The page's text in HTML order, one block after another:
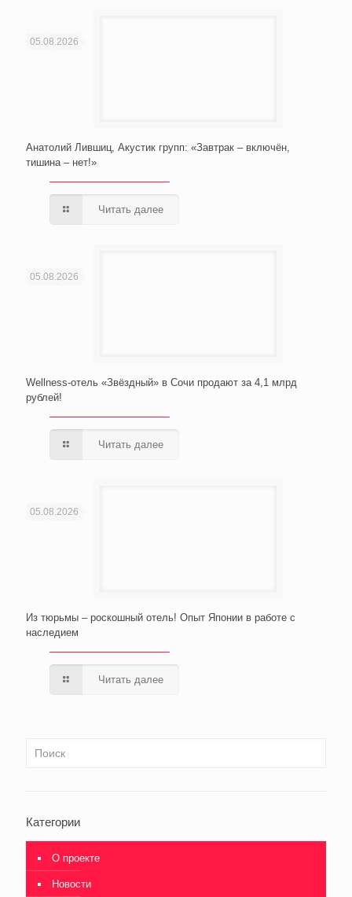
05.08.2026
Анатолий Лившиц, Акустик групп: «Завтрак – включён,
тишина – нет!»
Читать далее
05.08.2026
Wellness-отель «Звёздный» в Сочи продают за 4,1 млрд
рублей!
Читать далее
05.08.2026
Из тюрьмы – роскошный отель! Опыт Японии в работе с
наследием
Читать далее
Категории
О проекте
Новости